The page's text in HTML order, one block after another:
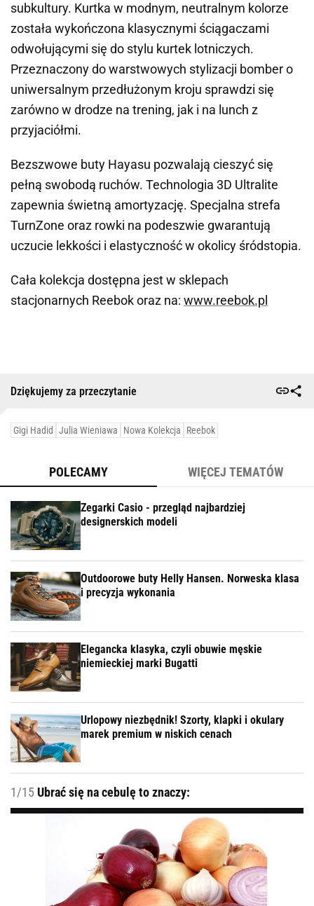
subkultury. Kurtka w modnym, neutralnym kolorze
została wykończona klasycznymi ściągaczami
odwołującymi się do stylu kurtek lotniczych.
Przeznaczony do warstwowych stylizacji bomber o
uniwersalnym przedłużonym kroju sprawdzi się
zarówno w drodze na trening, jak i na lunch z
przyjaciółmi.
Bezszwowe buty Hayasu pozwalają cieszyć się
pełną swobodą ruchów. Technologia 3D Ultralite
zapewnia świetną amortyzację. Specjalna strefa
TurnZone oraz rowki na podeszwie gwarantują
uczucie lekkości i elastyczność w okolicy śródstopia.
Cała kolekcja dostępna jest w sklepach
stacjonarnych Reebok oraz na: www.reebok.pl
Dziękujemy za przeczytanie
Gigi Hadid Julia Wieniawa Nowa Kolekcja Reebok
POLECAMY WIĘCEJ TEMATÓW
Zegarki Casio - przegląd najbardziej
designerskich modeli
Outdoorowe buty Helly Hansen. Norweska klasa
i precyzja wykonania
Elegancka klasyka, czyli obuwie męskie
niemieckiej marki Bugatti
Urlopowy niezbędnik! Szorty, klapki i okulary
marek premium w niskich cenach
1/15 Ubrać się na cebulę to znaczy: